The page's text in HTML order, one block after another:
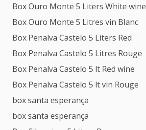
Box Ouro Monte 5 Liters White wine
Box Ouro Monte 5 Litres vin Blanc
Box Penalva Castelo 5 Liters Red
Box Penalva Castelo 5 Litres Rouge
Box Penalva Castelo 5 lt Red wine
Box Penalva Castelo 5 lt vin Rouge
box santa esperança
box santa esperança